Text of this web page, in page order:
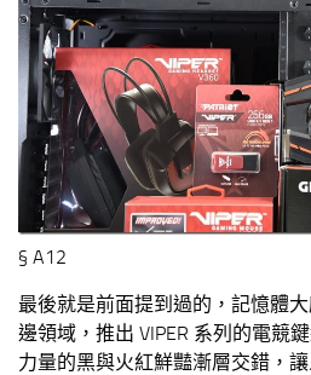
§ A12
最後就是前面提到過的，記憶體大
邊領域，推出 VIPER 系列的電競
力量的黑與火紅鮮豔漸層交錯，讓